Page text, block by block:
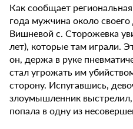
Как сообщает
года мужчина около
Вишневой с. Сторожевка
лет), которые там играли.
он, держа в руке
стал угрожать им
сторону. Испугавшись,
злоумышленник выстрелил,
попала в одну из